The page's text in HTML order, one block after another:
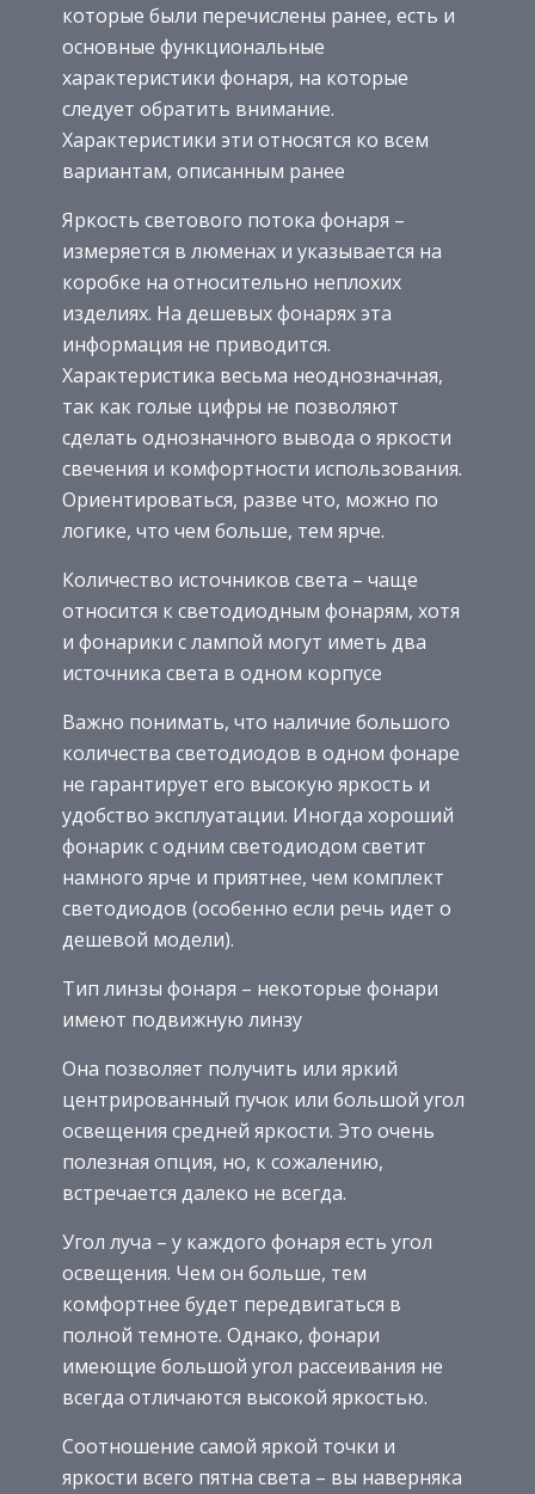
которые были перечислены ранее, есть и
основные функциональные
характеристики фонаря, на которые
следует обратить внимание.
Характеристики эти относятся ко всем
вариантам, описанным ранее
Яркость светового потока фонаря –
измеряется в люменах и указывается на
коробке на относительно неплохих
изделиях. На дешевых фонарях эта
информация не приводится.
Характеристика весьма неоднозначная,
так как голые цифры не позволяют
сделать однозначного вывода о яркости
свечения и комфортности использования.
Ориентироваться, разве что, можно по
логике, что чем больше, тем ярче.
Количество источников света – чаще
относится к светодиодным фонарям, хотя
и фонарики с лампой могут иметь два
источника света в одном корпусе
Важно понимать, что наличие большого
количества светодиодов в одном фонаре
не гарантирует его высокую яркость и
удобство эксплуатации. Иногда хороший
фонарик с одним светодиодом светит
намного ярче и приятнее, чем комплект
светодиодов (особенно если речь идет о
дешевой модели).
Тип линзы фонаря – некоторые фонари
имеют подвижную линзу
Она позволяет получить или яркий
центрированный пучок или большой угол
освещения средней яркости. Это очень
полезная опция, но, к сожалению,
встречается далеко не всегда.
Угол луча – у каждого фонаря есть угол
освещения. Чем он больше, тем
комфортнее будет передвигаться в
полной темноте. Однако, фонари
имеющие большой угол рассеивания не
всегда отличаются высокой яркостью.
Соотношение самой яркой точки и
яркости всего пятна света – вы наверняка